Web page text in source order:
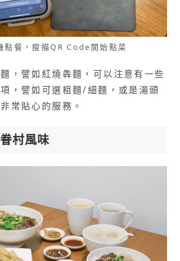
點餐，搜描QR Code開始點菜
，譬如紅燒犇麵，可以注意有一些
項，譬如可選粗麵/細麵，或是湯頭
常貼心的服務。
村風味